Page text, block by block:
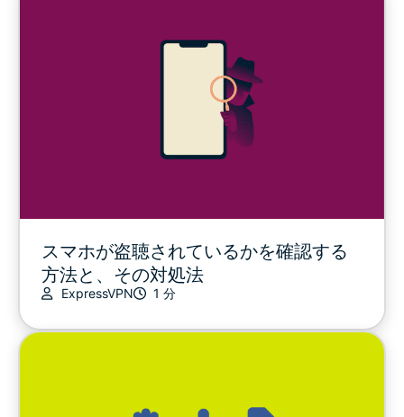
スマホが盗聴されているかを確認する
方法と、その対処法
ExpressVPN 1 分